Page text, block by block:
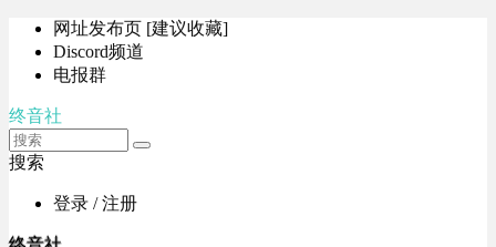
网址发布页 [建议收藏]
Discord频道
电报群
终音社
搜索
登录 / 注册